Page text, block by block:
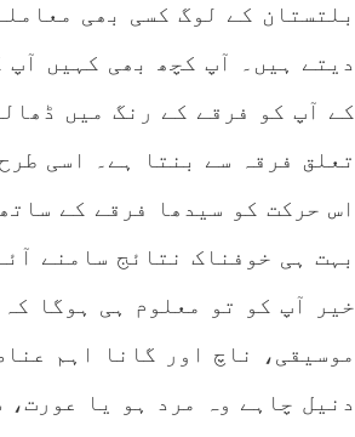
بلتستان کے لوگ کسی بھی
دیتے ہیں۔ آپ کچھ بھی کہیں
کے آپ کو فرقے کے رنگ میں
تعلق فرقہ سے بنتا ہے۔ اسی
اس حرکت کو سیدھا فرقے کے
بہت ہی خوفناک نتائج سامنے
خیر آپ کو تو معلوم ہی ہوگا
موسیقی، ناچ اور گانا اہم
دنیل چاہے وہ مرد ہو یا